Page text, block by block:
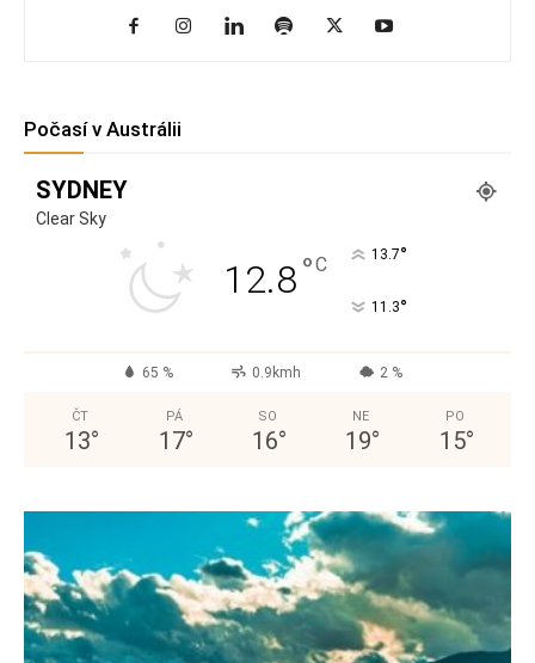
Počasí v Austrálii
SYDNEY
Clear Sky
12.8°C 13.7°
11.3°
65 % 0.9kmh 2 %
ČT
13°
PÁ
17°
SO
16°
NE
19°
PO
15°